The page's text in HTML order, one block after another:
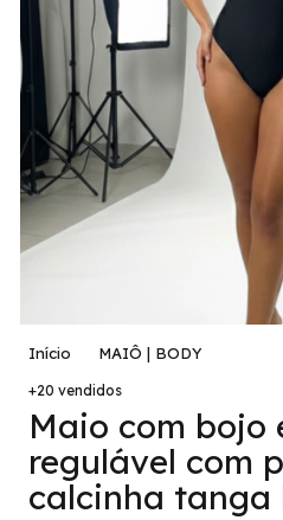
Início MAIÔ | BODY
+20 vendidos
Maio com bojo
regulável com
calcinha tanga